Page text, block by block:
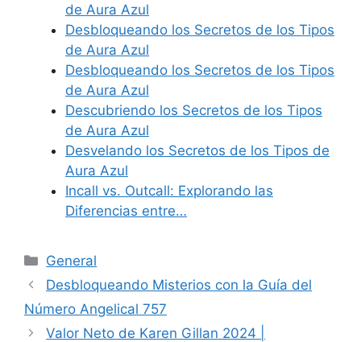
de Aura Azul
Desbloqueando los Secretos de los Tipos
de Aura Azul
Desbloqueando los Secretos de los Tipos
de Aura Azul
Descubriendo los Secretos de los Tipos
de Aura Azul
Desvelando los Secretos de los Tipos de
Aura Azul
Incall vs. Outcall: Explorando las
Diferencias entre…
Categories
General
Desbloqueando Misterios con la Guía del
Número Angelical 757
Valor Neto de Karen Gillan 2024 |